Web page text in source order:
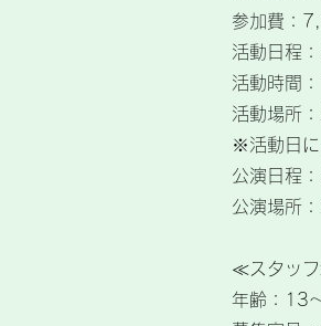
参加費：
活動日程
活動時間
活動場所
​※活動日に
公演日程
公演場所
≪スタッ
年齢：13